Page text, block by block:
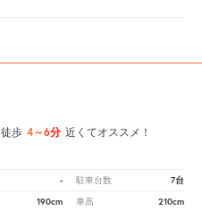
徒歩 4～6分 近くてオススメ！
- 駐車台数 7台
190cm 車高 210cm